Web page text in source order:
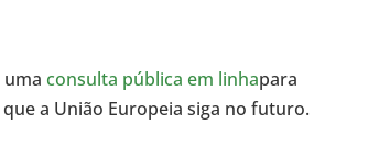
umaconsulta pública em linhapara
a União Europeia siga no futuro.